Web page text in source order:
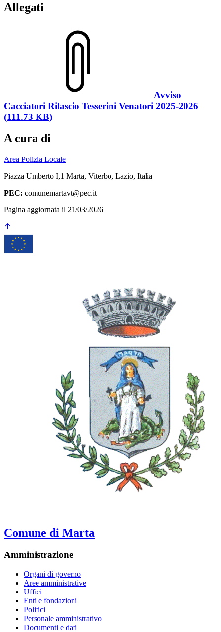
Allegati
Avviso
Cacciatori Rilascio Tesserini Venatori 2025-2026
(111.73 KB)
A cura di
Area Polizia Locale
Piazza Umberto I,1 Marta, Viterbo, Lazio, Italia
PEC: comunemartavt@pec.it
Pagina aggiornata il 21/03/2026
Comune di Marta
Amministrazione
Organi di governo
Aree amministrative
Uffici
Enti e fondazioni
Politici
Personale amministrativo
Documenti e dati